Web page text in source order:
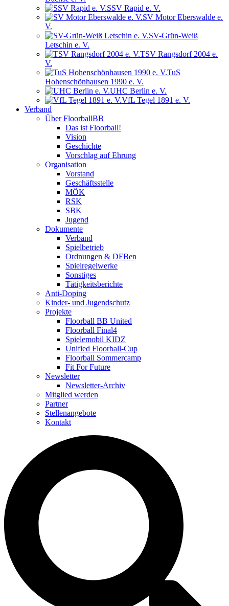
SSV Rapid e. V.
SV Motor Eberswalde e.
V.
SV-Grün-Weiß
Letschin e. V.
TSV Rangsdorf 2004 e.
V.
TuS
Hohenschönhausen 1990 e. V.
UHC Berlin e. V.
VfL Tegel 1891 e. V.
Verband
Über FloorballBB
Das ist Floorball!
Vision
Geschichte
Vorschlag auf Ehrung
Organisation
Vorstand
Geschäftsstelle
MÖK
RSK
SBK
Jugend
Dokumente
Verband
Spielbetrieb
Ordnungen & DFBen
Spielregelwerke
Sonstiges
Tätigkeitsberichte
Anti-Doping
Kinder- und Jugendschutz
Projekte
Floorball BB United
Floorball Final4
Spielemobil KIDZ
Unified Floorball-Cup
Floorball Sommercamp
Fit For Future
Newsletter
Newsletter-Archiv
Mitglied werden
Partner
Stellenangebote
Kontakt